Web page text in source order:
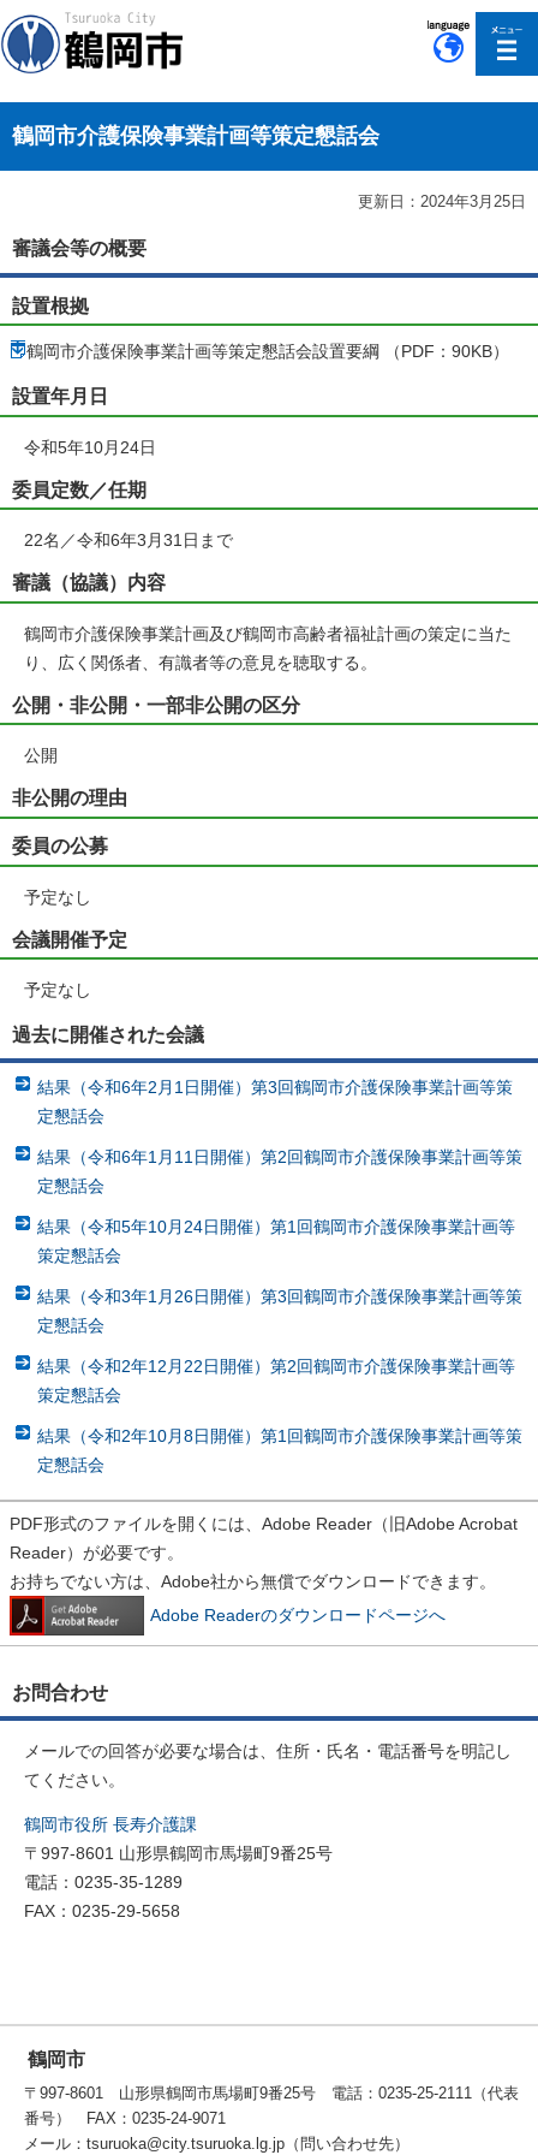
鶴岡市介護保険事業計画等策定懇話会
更新日：2024年3月25日
審議会等の概要
設置根拠
鶴岡市介護保険事業計画等策定懇話会設置要綱 （PDF：90KB）
設置年月日
令和5年10月24日
委員定数／任期
22名／令和6年3月31日まで
審議（協議）内容
鶴岡市介護保険事業計画及び鶴岡市高齢者福祉計画の策定に当た
り、広く関係者、有識者等の意見を聴取する。
公開・非公開・一部非公開の区分
公開
非公開の理由
委員の公募
予定なし
会議開催予定
予定なし
過去に開催された会議
結果（令和6年2月1日開催）第3回鶴岡市介護保険事業計画等策
定懇話会
結果（令和6年1月11日開催）第2回鶴岡市介護保険事業計画等策
定懇話会
結果（令和5年10月24日開催）第1回鶴岡市介護保険事業計画等
策定懇話会
結果（令和3年1月26日開催）第3回鶴岡市介護保険事業計画等策
定懇話会
結果（令和2年12月22日開催）第2回鶴岡市介護保険事業計画等
策定懇話会
結果（令和2年10月8日開催）第1回鶴岡市介護保険事業計画等策
定懇話会
PDF形式のファイルを開くには、Adobe Reader（旧Adobe Acrobat
Reader）が必要です。
お持ちでない方は、Adobe社から無償でダウンロードできます。
Adobe Readerのダウンロードページへ
お問合わせ
メールでの回答が必要な場合は、住所・氏名・電話番号を明記し
てください。
鶴岡市役所 長寿介護課
〒997-8601 山形県鶴岡市馬場町9番25号
電話：0235-35-1289
FAX：0235-29-5658
鶴岡市
〒997-8601 山形県鶴岡市馬場町9番25号 電話：0235-25-2111（代表
番号） FAX：0235-24-9071
メール：tsuruoka@city.tsuruoka.lg.jp（問い合わせ先）